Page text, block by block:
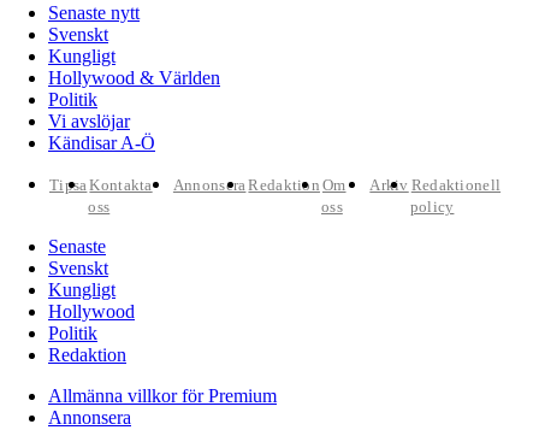
Senaste nytt
Svenskt
Kungligt
Hollywood & Världen
Politik
Vi avslöjar
Kändisar A-Ö
TipsaKontakta
oss
AnnonseraRedaktion Om
oss
Arkiv Redaktionell
policy
Senaste
Svenskt
Kungligt
Hollywood
Politik
Redaktion
Allmänna villkor för Premium
Annonsera